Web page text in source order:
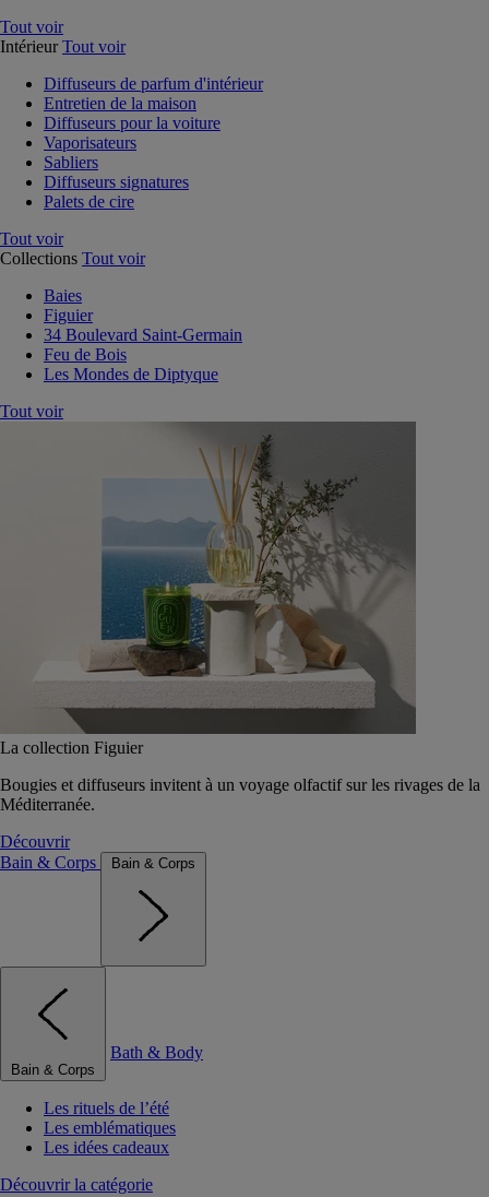
Tout voir
Intérieur Tout voir
Diffuseurs de parfum d'intérieur
Entretien de la maison
Diffuseurs pour la voiture
Vaporisateurs
Sabliers
Diffuseurs signatures
Palets de cire
Tout voir
Collections Tout voir
Baies
Figuier
34 Boulevard Saint-Germain
Feu de Bois
Les Mondes de Diptyque
Tout voir
La collection Figuier
Bougies et diffuseurs invitent à un voyage olfactif sur les rivages de la
Méditerranée.
Découvrir
Bain & Corps
Bain & Corps
Bain & Corps
Bath & Body
Les rituels de l’été
Les emblématiques
Les idées cadeaux
Découvrir la catégorie